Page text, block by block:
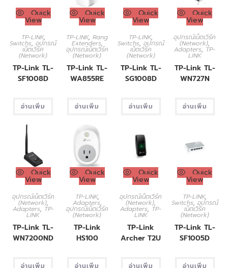
Quick
View
TP-LINK,
Switchs,อุปกรณ์
เน็ตเวิร์ค
(Network)
TP-Link TL-
SF1008D
อ่านเพิ่ม
Quick
View
TP-LINK,Rang
Extenders,
อุปกรณ์เน็ตเวิร์ค
(Network)
TP-Link TL-
WA855RE
อ่านเพิ่ม
Quick
View
TP-LINK,
Switchs, อุปกรณ์
เน็ตเวิร์ค
(Network)
TP-Link TL-
SG1008D
อ่านเพิ่ม
Quick
View
อุปกรณ์เน็ตเวิร์ค
(Network),
Adapters, TP-
LINK
TP-Link TL-
WN727N
อ่านเพิ่ม
Quick
View
อุปกรณ์เน็ตเวิร์ค
(Network),
Adapters, TP-
LINK
TP-Link TL-
WN7200ND
อ่านเพิ่ม
Quick
View
TP-LINK,
Adapters,
อุปกรณ์เน็ตเวิร์ค
(Network)
TP-Link
HS100
อ่านเพิ่ม
Quick
View
อุปกรณ์เน็ตเวิร์ค
(Network),
Adapters, TP-
LINK
TP-Link
Archer T2U
อ่านเพิ่ม
Quick
View
TP-LINK,
Switchs, อุปกรณ์
เน็ตเวิร์ค
(Network)
TP-Link TL-
SF1005D
อ่านเพิ่ม